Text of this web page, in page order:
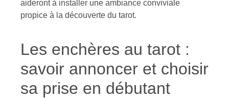
aideront à installer une ambiance conviviale
propice à la découverte du tarot.
Les enchères au tarot :
savoir annoncer et choisir
sa prise en débutant